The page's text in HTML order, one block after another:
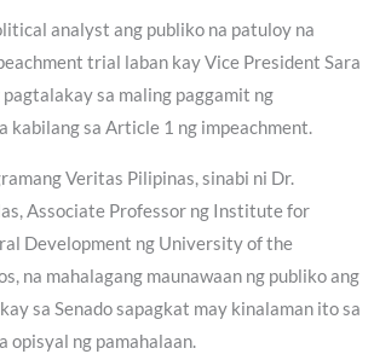
analyst ang publiko na patuloy na
trial laban kay Vice President Sara
sa maling paggamit ng
kabilang sa Article 1 ng impeachment.
Veritas Pilipinas, sinabi ni Dr.
Associate Professor ng Institute for
Development ng University of the
na mahalagang maunawaan ng publiko ang
sa Senado sapagkat may kinalaman ito sa
opisyal ng pamahalaan.